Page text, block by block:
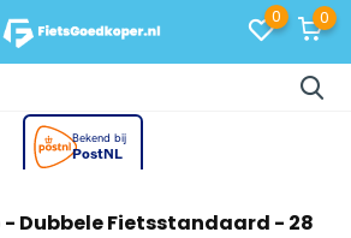
0 0
- Dubbele Fietsstandaard - 28